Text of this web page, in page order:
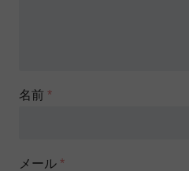
名前 *
メール *